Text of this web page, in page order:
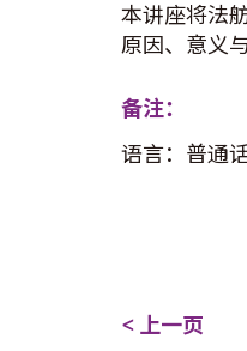
本讲座将法
原因、意义
备注：
语言：普通
< 上一页